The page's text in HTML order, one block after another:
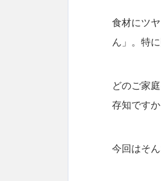
食材にツ
ん」。特
どのご家
存知です
今回はそ